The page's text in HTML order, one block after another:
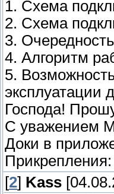
1. Схема
2. Схема
3.
4. Алгоритм
5.
эксплуатации
Господа!
С уважением
Доки в
Прикрепления:
[2] Kass